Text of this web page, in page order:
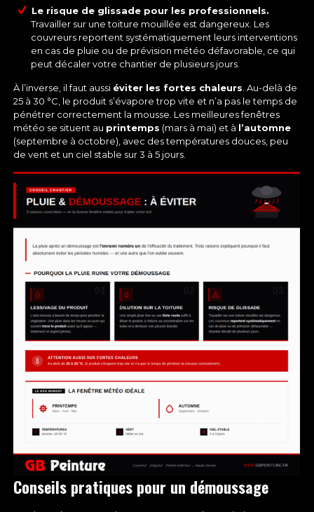
Le risque de glissade pour les professionnels.
Travailler sur une toiture mouillée est dangereux. Les
couvreurs reportent systématiquement leurs interventions
en cas de pluie ou de prévision météo défavorable, ce qui
peut décaler votre chantier de plusieurs jours.
À l’inverse, il faut aussi éviter les fortes chaleurs . Au-delà de
25 à 30 °C, le produit s’évapore trop vite et n’a pas le temps de
pénétrer correctement la mousse. Les meilleures fenêtres
météo se situent au printemps (mars à mai) et à l’automne
(septembre à octobre), avec des températures douces, peu
de vent et un ciel stable sur 3 à 5 jours.
Conseils pratiques pour un démoussage